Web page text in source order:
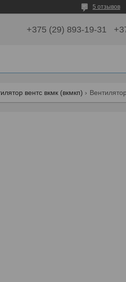
5 отзывов
+375 (29) 893-19-31
вентс вкмк (вкмкп)